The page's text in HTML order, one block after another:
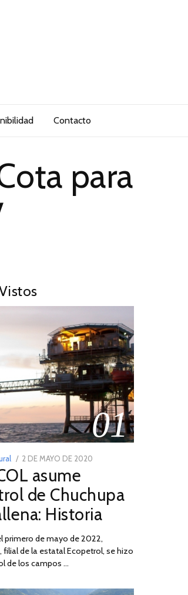
Contacto
para
01
POSTED
ON
2 DE MAYO DE 2020
DE
2026
asume
de Chuchupa
Historia
primero de mayo de 2022,
filial de la estatal Ecopetrol, se hizo
de los campos …